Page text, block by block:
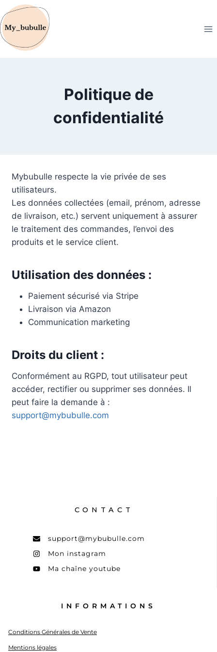
Politique de
confidentialité
Mybubulle respecte la vie privée de ses
utilisateurs.
Les données collectées (email, prénom, adresse
de livraison, etc.) servent uniquement à assurer
le traitement des commandes, l’envoi des
produits et le service client.
Utilisation des données :
Paiement sécurisé via Stripe
Livraison via Amazon
Communication marketing
Droits du client :
Conformément au RGPD, tout utilisateur peut
accéder, rectifier ou supprimer ses données. Il
peut faire la demande à :
support@mybubulle.com
CONTACT
support@mybubulle.com
Mon instagram
Ma chaîne youtube
INFORMATIONS
Conditions Générales de Vente
Mentions légales